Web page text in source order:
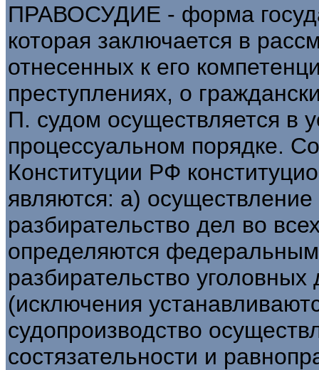
ПРАВОСУДИЕ - форма
которая заключается в
отнесенных к его
преступлениях, о
П. судом осуществляется в
процессуальном порядке.
Конституции РФ
являются: а)
разбирательство дел во
определяются
разбирательство уголовных
(исключения
судопроизводство
состязательности и